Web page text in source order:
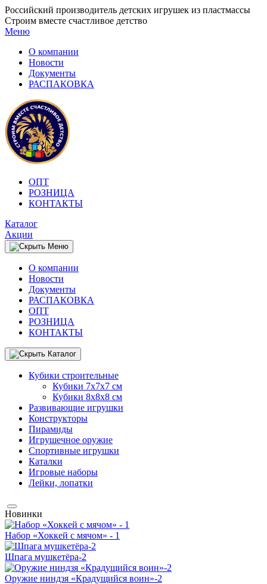
Российский производитель детских игрушек из пластмассы
Строим вместе счастливое детство
Меню
О компании
Новости
Документы
РАСПАКОВКА
OПТ
PОЗНИЦА
КОНТАКТЫ
Каталог
Акции
О компании
Новости
Документы
РАСПАКОВКА
OПТ
PОЗНИЦА
КОНТАКТЫ
Кубики строительные
Кубики 7х7х7 см
Кубики 8х8х8 см
Развивающие игрушки
Конструкторы
Пирамиды
Игрушечное оружие
Спортивные игрушки
Каталки
Игровые наборы
Лейки, лопатки
Новинки
Набор «Хоккей с мячом» - 1
Шпага мушкетёра-2
Оружие ниндзя «Крадущийся воин»-2